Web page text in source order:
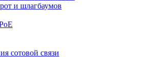
и шлагбаумов
сотовой связи